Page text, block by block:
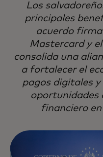
Los
principales
acuerdo
Mastercard y el
consolida una
a fortalecer el
pagos digitales
oportunidades
financiero en